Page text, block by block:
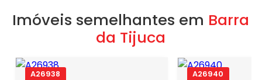
Imóveis semelhantes em Barra
da Tijuca
A26938 A26940